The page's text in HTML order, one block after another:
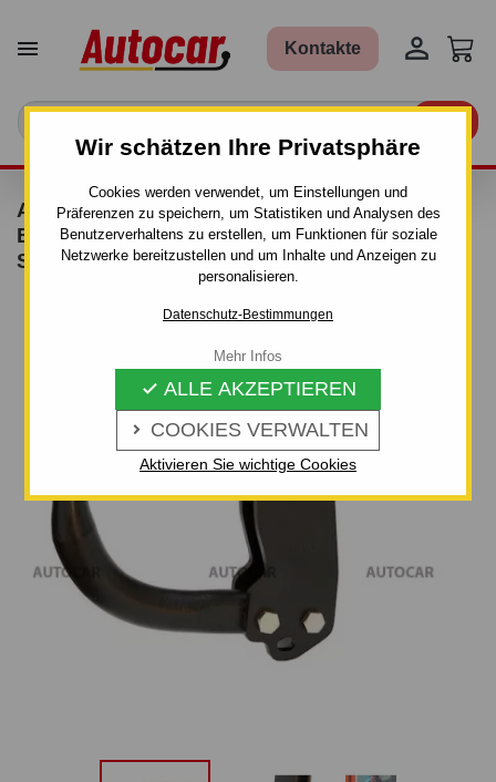
Wir schätzen Ihre Privatsphäre
Cookies werden verwendet, um Einstellungen und
Präferenzen zu speichern, um Statistiken und Analysen des
Benutzerverhaltens zu erstellen, um Funktionen für soziale
Netzwerke bereitzustellen und um Inhalte und Anzeigen zu
personalisieren.
Datenschutz-Bestimmungen
 COOKIES VERWALTEN
 ALLE AKZEPTIEREN
Aktivieren Sie wichtige Cookies
Mehr Infos
 Kontakte 
ANHÄNGERKUPPLUNG FÜR PEUGEOT
EXPERT - VAN, AJ GRAND - MANUALL–AHK
STARR - VON 2006/10